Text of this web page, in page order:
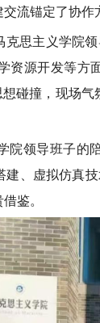
流锚定了协作
思主义学院
资源开发等方
碰撞，现场
院领导班子的
、虚拟仿真
鉴。